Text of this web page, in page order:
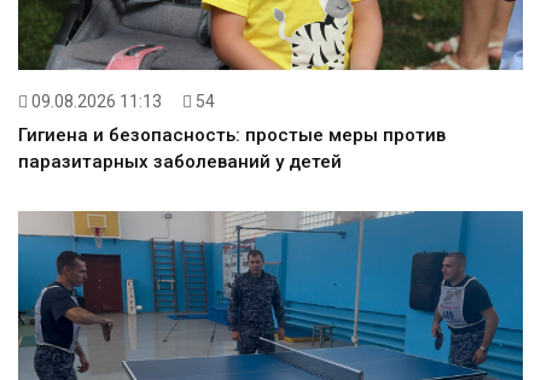
09.08.2026 11:13 54
Гигиена и безопасность: простые меры против
паразитарных заболеваний у детей